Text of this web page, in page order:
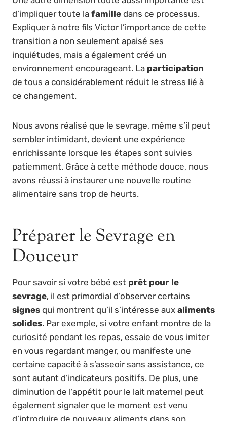
d’impliquer toute la famille dans ce processus.
Expliquer à notre fils Victor l’importance de cette
transition a non seulement apaisé ses
inquiétudes, mais a également créé un
environnement encourageant. La participation
de tous a considérablement réduit le stress lié à
ce changement.
Nous avons réalisé que le sevrage, même s’il peut
sembler intimidant, devient une expérience
enrichissante lorsque les étapes sont suivies
patiemment. Grâce à cette méthode douce, nous
avons réussi à instaurer une nouvelle routine
alimentaire sans trop de heurts.
Préparer le Sevrage en
Douceur
Pour savoir si votre bébé est prêt pour le
sevrage, il est primordial d’observer certains
signes qui montrent qu’il s’intéresse aux aliments
solides. Par exemple, si votre enfant montre de la
curiosité pendant les repas, essaie de vous imiter
en vous regardant manger, ou manifeste une
certaine capacité à s’asseoir sans assistance, ce
sont autant d’indicateurs positifs. De plus, une
diminution de l’appétit pour le lait maternel peut
également signaler que le moment est venu